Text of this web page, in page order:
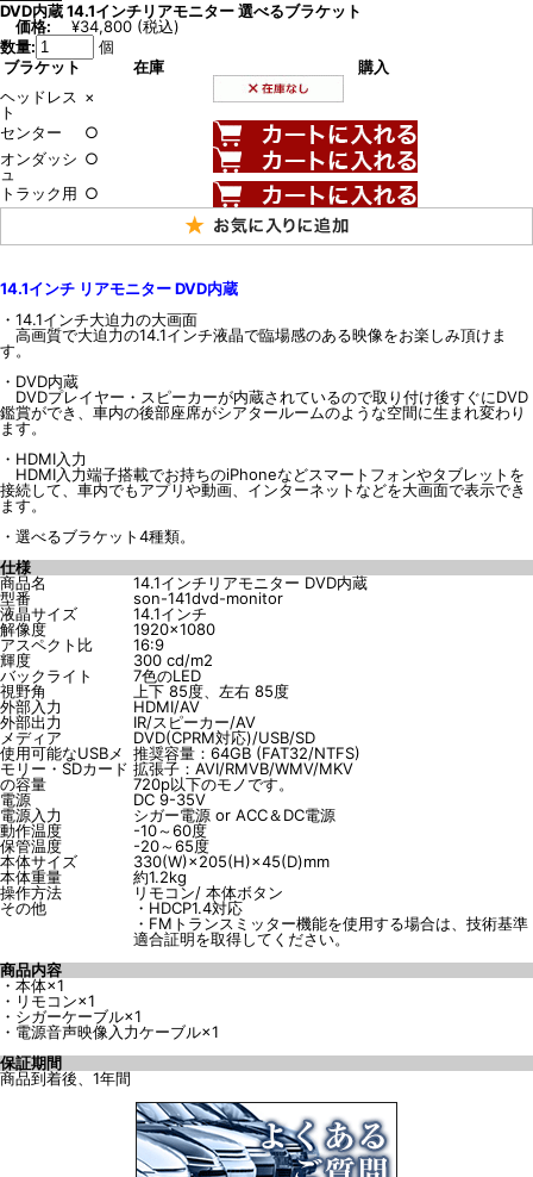
DVD内蔵 14.1インチリアモニター 選べるブラケット
価格:
¥34,800 (税込)
数量:
個
ブラケット
在庫
購入
ヘッドレス
ト
×
センター
○
オンダッシ
ュ
○
トラック用 ○
14.1インチ リアモニター DVD内蔵
・14.1インチ大迫力の大画面
高画質で大迫力の14.1インチ液晶で臨場感のある映像をお楽しみ頂けま
す。
・DVD内蔵
DVDプレイヤー・スピーカーが内蔵されているので取り付け後すぐにDVD
鑑賞ができ、車内の後部座席がシアタールームのような空間に生まれ変わり
ます。
・HDMI入力
HDMI入力端子搭載でお持ちのiPhoneなどスマートフォンやタブレットを
接続して、車内でもアプリや動画、インターネットなどを大画面で表示でき
ます。
・選べるブラケット4種類。
仕様
商品名
14.1インチリアモニター DVD内蔵
型番
son-141dvd-monitor
液晶サイズ
14.1インチ
解像度
1920×1080
アスペクト比
16:9
輝度
300 cd/m2
バックライト
7色のLED
視野角
上下 85度、左右 85度
外部入力
HDMI/AV
外部出力
IR/スピーカー/AV
メディア
DVD(CPRM対応)/USB/SD
使用可能なUSBメ
モリー・SDカード
の容量
推奨容量：64GB (FAT32/NTFS)
拡張子：AVI/RMVB/WMV/MKV
720p以下のモノです。
電源
DC 9-35V
電源入力
シガー電源 or ACC＆DC電源
動作温度
-10～60度
保管温度
-20～65度
本体サイズ
330(W)×205(H)×45(D)mm
本体重量
約1.2kg
操作方法
リモコン/ 本体ボタン
その他
・HDCP1.4対応
・FMトランスミッター機能を使用する場合は、技術基準
適合証明を取得してください。
商品内容
・本体×1
・リモコン×1
・シガーケーブル×1
・電源音声映像入力ケーブル×1
保証期間
商品到着後、1年間